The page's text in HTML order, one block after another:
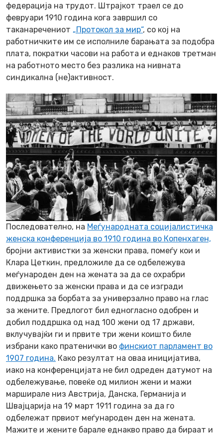
федерација на трудот. Штрајкот траел се до
февруари 1910 година кога завршил со
таканаречениот „Протокол за мир“, со кој на
работничките им се исполниле барањата за подобра
плата, пократки часови на работа и еднаков третман
на работното место без разлика на нивната
синдикална (не)активност.
Последователно, на Меѓународната социјалистичка
женска конференција во 1910 година во Копенхаген,
бројни активистки за женски права, помеѓу кои и
Клара Цеткин, предложиле да се одбележува
меѓународен ден на жената за да се охрабри
движењето за женски права и да се изгради
поддршка за борбата за универзално право на глас
за жените. Предлогот бил едногласно одобрен и
добил поддршка од над 100 жени од 17 држави,
вклучувајќи ги и првите три жени коишто биле
избрани како пратенички во финскиот парламент во
1907 година. Како резултат на оваа иницијатива,
иако на конференцијата не бил одреден датумот на
одбележување, повеќе од милион жени и мажи
марширале низ Австрија, Данска, Германија и
Швајцарија на 19 март 1911 година за да го
одбележат првиот меѓународен ден на жената.
Мажите и жените барале еднакво право да бираат и